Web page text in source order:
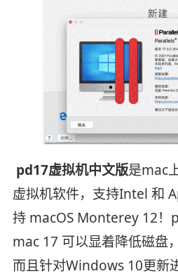
pd17虚拟机中文版是mac
虚拟机软件，支持Intel 和
持 macOS Monterey 12
mac 17 可以显着降低磁盘
而且针对Windows 10更新